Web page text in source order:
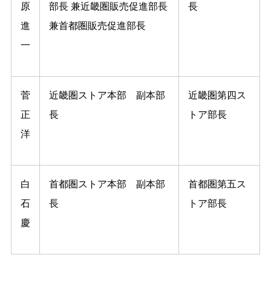
原
進
⼀
部⻑ 兼近畿圏販売促進部⻑
兼⾸都圏販売促進部⻑
⻑
菅
正
洋
近畿圏ストア本部 副本部
⻑
近畿圏第四ス
トア部⻑
白
石
慶
⾸都圏ストア本部 副本部
⻑
⾸都圏第五ス
トア部⻑